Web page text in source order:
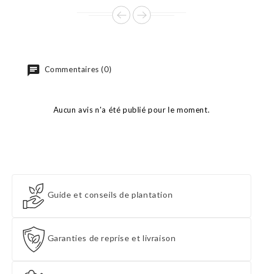
Commentaires (0)
Aucun avis n'a été publié pour le moment.
Guide et conseils de plantation
Garanties de reprise et livraison